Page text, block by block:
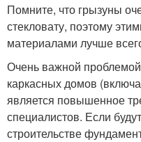
Помните, что грызуны
стекловату, поэтому
материалами лучше
Очень важной проблемой
каркасных домов
является повышенное
специалистов. Если
строительстве